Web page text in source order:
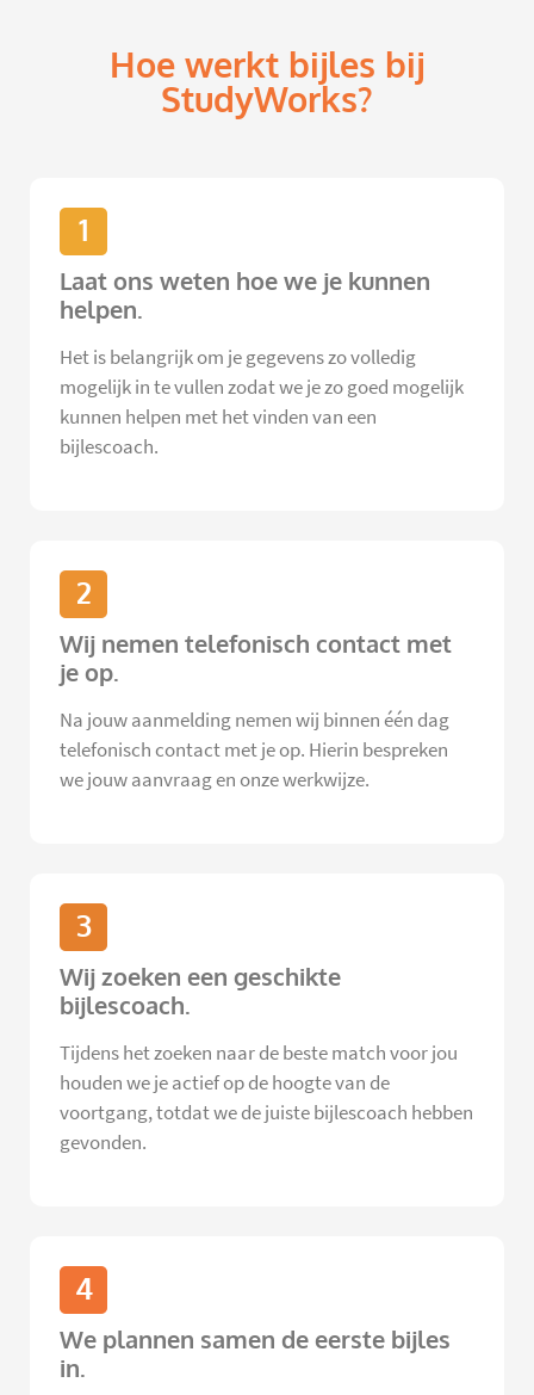
Hoe werkt bijles bij
StudyWorks?
1
Laat ons weten hoe we je kunnen
helpen.
Het is belangrijk om je gegevens zo volledig
mogelijk in te vullen zodat we je zo goed mogelijk
kunnen helpen met het vinden van een
bijlescoach.
2
Wij nemen telefonisch contact met
je op.
Na jouw aanmelding nemen wij binnen één dag
telefonisch contact met je op. Hierin bespreken
we jouw aanvraag en onze werkwijze.
3
Wij zoeken een geschikte
bijlescoach.
Tijdens het zoeken naar de beste match voor jou
houden we je actief op de hoogte van de
voortgang, totdat we de juiste bijlescoach hebben
gevonden.
4
We plannen samen de eerste bijles
in.